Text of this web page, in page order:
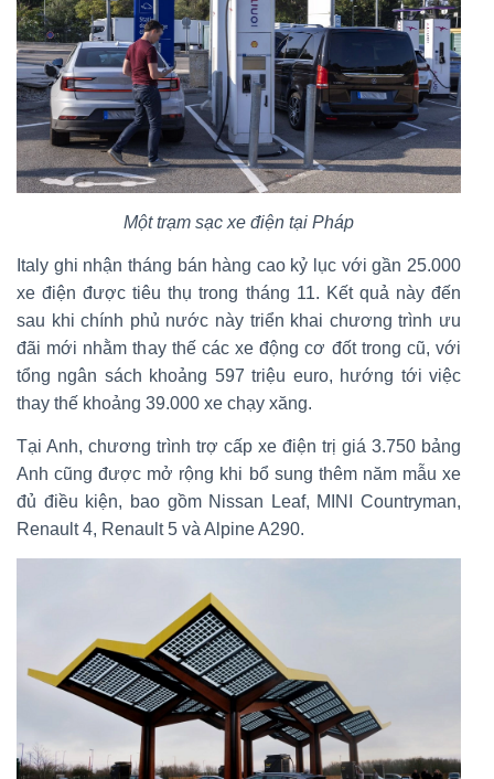
Một trạm sạc xe điện tại Pháp
Italy ghi nhận tháng bán hàng cao kỷ lục với gần 25.000
xe điện được tiêu thụ trong tháng 11. Kết quả này đến
sau khi chính phủ nước này triển khai chương trình ưu
đãi mới nhằm thay thế các xe động cơ đốt trong cũ, với
tổng ngân sách khoảng 597 triệu euro, hướng tới việc
thay thế khoảng 39.000 xe chạy xăng.
Tại Anh, chương trình trợ cấp xe điện trị giá 3.750 bảng
Anh cũng được mở rộng khi bổ sung thêm năm mẫu xe
đủ điều kiện, bao gồm Nissan Leaf, MINI Countryman,
Renault 4, Renault 5 và Alpine A290.